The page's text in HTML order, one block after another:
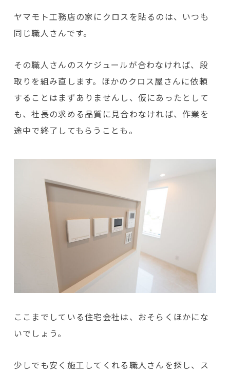
ヤマモト工務店の家にクロスを貼るのは、いつも
同じ職人さんです。
その職人さんのスケジュールが合わなければ、段
取りを組み直します。ほかのクロス屋さんに依頼
することはまずありませんし、仮にあったとして
も、社長の求める品質に見合わなければ、作業を
途中で終了してもらうことも。
ここまでしている住宅会社は、おそらくほかにな
いでしょう。
少しでも安く施工してくれる職人さんを探し、ス